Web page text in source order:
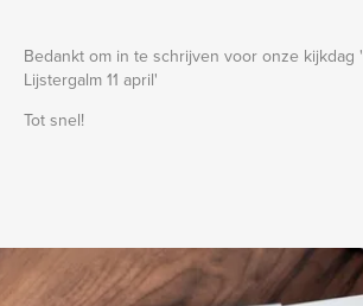
Bedankt om in te schrijven voor onze kijkdag '
Lijstergalm 11 april'
Tot snel!